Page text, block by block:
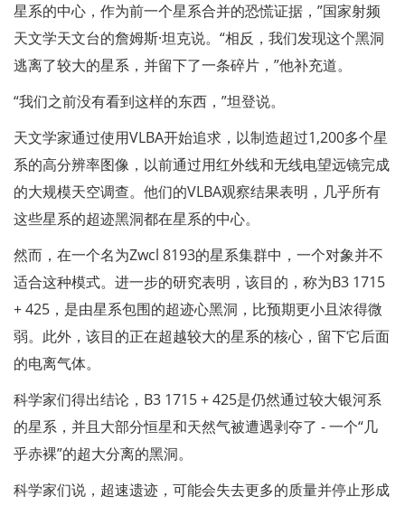
星系的中心，作为前一个星系合并的恐慌证据，”国家射频
天文学天文台的詹姆斯·坦克说。“相反，我们发现这个黑洞
逃离了较大的星系，并留下了一条碎片，”他补充道。
“我们之前没有看到这样的东西，”坦登说。
天文学家通过使用VLBA开始追求，以制造超过1,200多个星
系的高分辨率图像，以前通过用红外线和无线电望远镜完成
的大规模天空调查。他们的VLBA观察结果表明，几乎所有
这些星系的超迹黑洞都在星系的中心。
然而，在一个名为Zwcl 8193的星系集群中，一个对象并不
适合这种模式。进一步的研究表明，该目的，称为B3 1715
+ 425，是由星系包围的超迹心黑洞，比预期更小且浓得微
弱。此外，该目的正在超越较大的星系的核心，留下它后面
的电离气体。
科学家们得出结论，B3 1715 + 425是仍然通过较大银河系
的星系，并且大部分恒星和天然气被遭遇剥夺了 - 一个“几
乎赤裸”的超大分离的黑洞。
科学家们说，超速遗迹，可能会失去更多的质量并停止形成